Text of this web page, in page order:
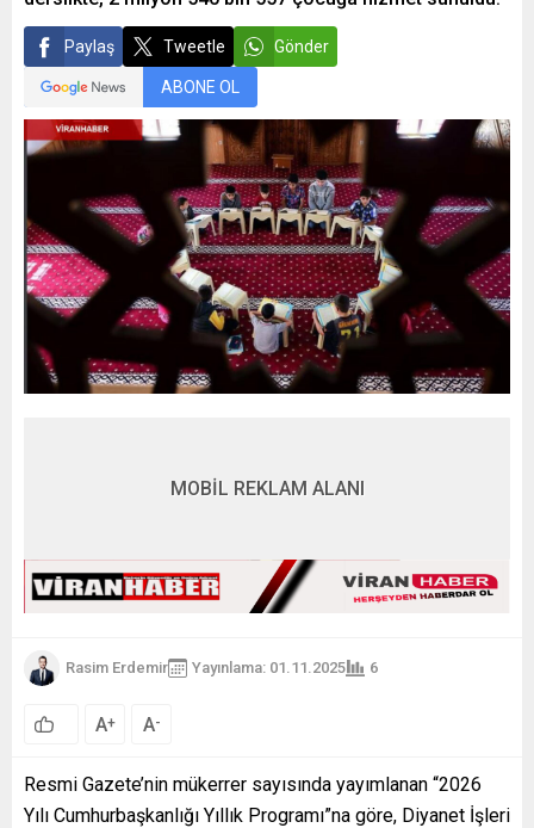
Paylaş Tweetle Gönder
ABONE OL
MOBİL REKLAM ALANI
Rasim Erdemir Yayınlama: 01.11.2025 6
A+ A-
Resmi Gazete’nin mükerrer sayısında yayımlanan “2026
Yılı Cumhurbaşkanlığı Yıllık Programı”na göre, Diyanet İşleri